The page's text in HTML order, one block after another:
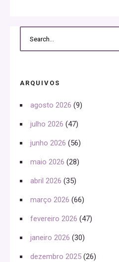
ARQUIVOS
agosto 2026 (9)
julho 2026 (47)
junho 2026 (56)
maio 2026 (28)
abril 2026 (35)
março 2026 (66)
fevereiro 2026 (47)
janeiro 2026 (30)
dezembro 2025 (26)